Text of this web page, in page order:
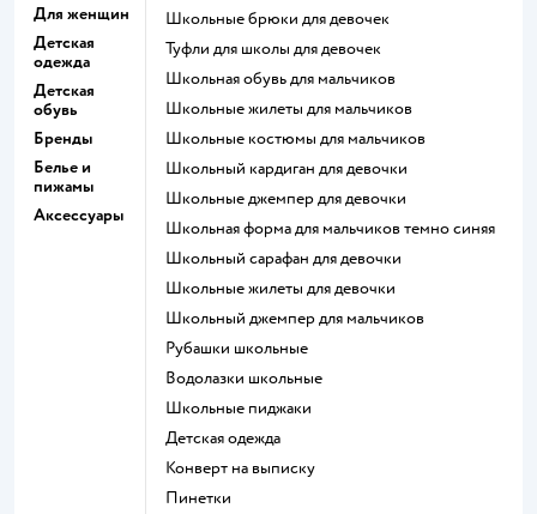
Для женщин
Детская
одежда
Детская
обувь
Бренды
Белье и
пижамы
Аксессуары
Школьные брюки для девочек
Туфли для школы для девочек
Школьная обувь для мальчиков
Школьные жилеты для мальчиков
Школьные костюмы для мальчиков
Школьный кардиган для девочки
Школьные джемпер для девочки
Школьная форма для мальчиков темно синяя
Школьный сарафан для девочки
Школьные жилеты для девочки
Школьный джемпер для мальчиков
Рубашки школьные
Водолазки школьные
Школьные пиджаки
Детская одежда
Конверт на выписку
Пинетки